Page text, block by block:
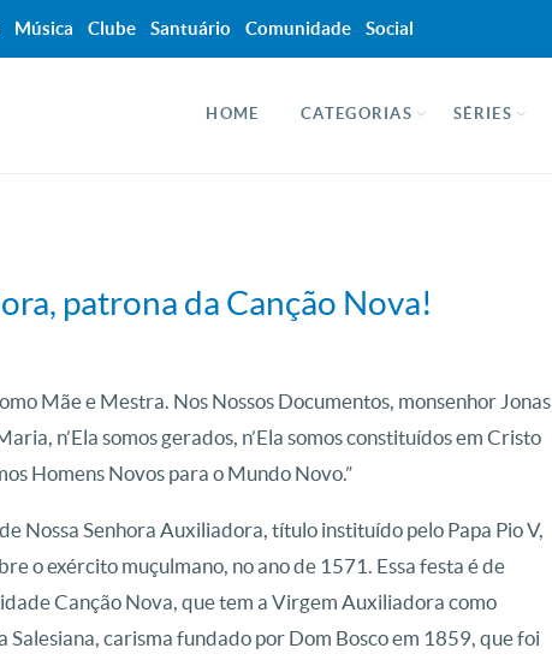
HOME CATEGORIAS SÉRIES
patrona da Canção Nova!
Mãe e Mestra. Nos Nossos Documentos, monsenhor Jonas
n’Ela somos gerados, n’Ela somos constituídos em Cristo
Homens Novos para o Mundo Novo.”
Nossa Senhora Auxiliadora, título instituído pelo Papa Pio V,
o exército muçulmano, no ano de 1571. Essa festa é de
Canção Nova, que tem a Virgem Auxiliadora como
carisma fundado por Dom Bosco em 1859, que foi
Música Clube Santuário Comunidade Social